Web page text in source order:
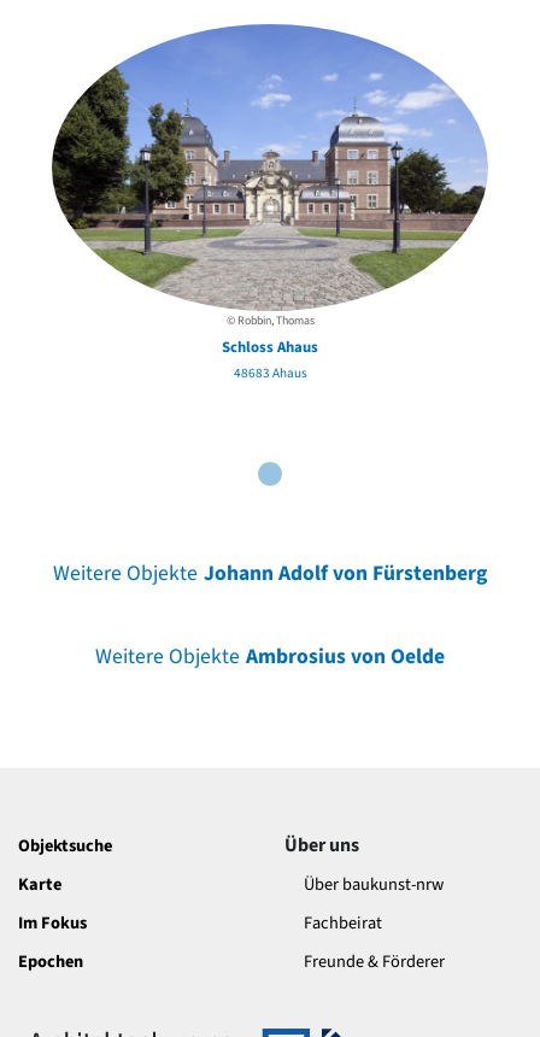
© Robbin, Thomas
Schloss Ahaus
48683 Ahaus
Weitere Objekte Johann Adolf von Fürstenberg
Weitere Objekte Ambrosius von Oelde
Objektsuche
Karte
Im Fokus
Epochen
Über uns
Über baukunst-nrw
Fachbeirat
Freunde & Förderer